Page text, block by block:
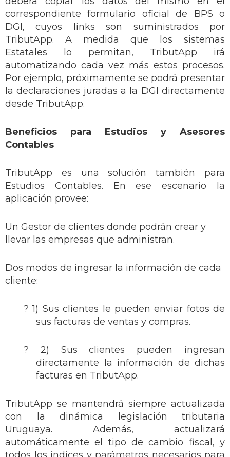
correspondiente formulario oficial de BPS o
DGI, cuyos links son suministrados por
TributApp. A medida que los sistemas
Estatales lo permitan, TributApp irá
automatizando cada vez más estos procesos.
Por ejemplo, próximamente se podrá presentar
la declaraciones juradas a la DGI directamente
desde TributApp.
Beneficios para Estudios y Asesores
Contables
TributApp es una solución también para
Estudios Contables. En ese escenario la
aplicación provee:
Un Gestor de clientes donde podrán crear y
llevar las empresas que administran.
Dos modos de ingresar la información de cada
cliente:
? 1) Sus clientes le pueden enviar fotos de
sus facturas de ventas y compras.
? 2) Sus clientes pueden ingresan
directamente la información de dichas
facturas en TributApp.
TributApp se mantendrá siempre actualizada
con la dinámica legislación tributaria
Uruguaya. Además, actualizará
automáticamente el tipo de cambio fiscal, y